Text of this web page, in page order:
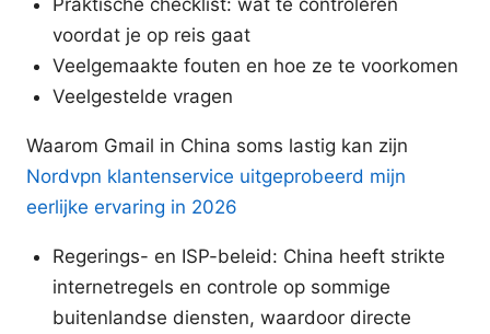
voordat je op reis gaat
Veelgemaakte fouten en hoe ze te voorkomen
Veelgestelde vragen
Waarom Gmail in China soms lastig kan zijn
Nordvpn klantenservice uitgeprobeerd mijn
eerlijke ervaring in 2026
Regerings- en ISP-beleid: China heeft strikte
internetregels en controle op sommige
buitenlandse diensten, waardoor directe